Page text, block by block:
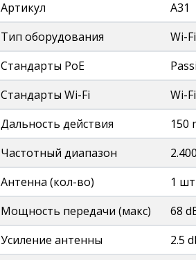
Артикул
A31
Тип оборудования
Wi-
Стандарты PoE
Стандарты Wi-Fi
Wi-
Дальность действия
150
Частотный диапазон
Антенна (кол-во)
1 шт
Мощность передачи (макс)
68
Усиление антенны
2.5